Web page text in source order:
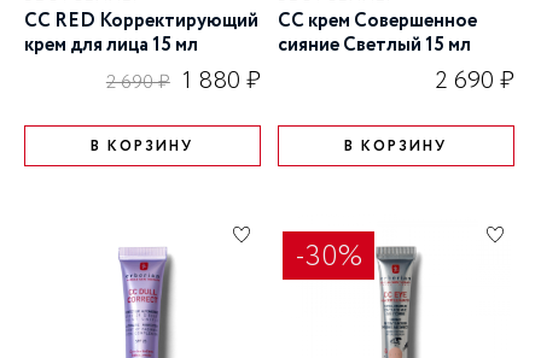
CC RED Корректирующий
крем для лица 15 мл
2 690 ₽ 1 880 ₽
В КОРЗИНУ
CC крем Совершенное
сияние Cветлый 15 мл
2 690 ₽
В КОРЗИНУ
-30%